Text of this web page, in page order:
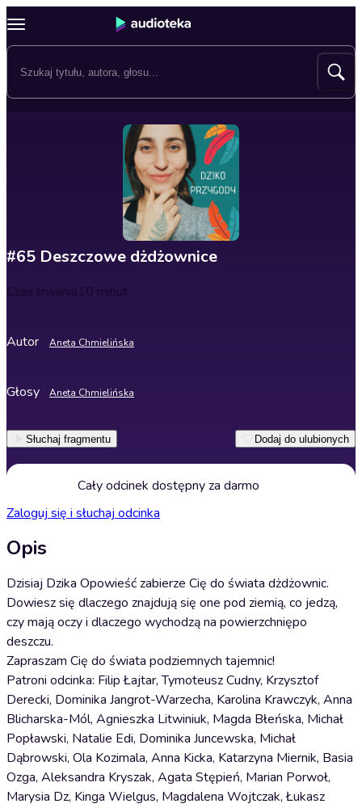
#65 Deszczowe dżdżownice
Czas trwania10 minut
Autor Aneta Chmielińska
Głosy Aneta Chmielińska
Słuchaj fragmentu Dodaj do ulubionych
Cały odcinek dostępny za darmo
Zaloguj się i słuchaj odcinka
Opis
Dzisiaj Dzika Opowieść zabierze Cię do świata dżdżownic.
Dowiesz się dlaczego znajdują się one pod ziemią, co jedzą,
czy mają oczy i dlaczego wychodzą na powierzchniępo
deszczu.
Zapraszam Cię do świata podziemnych tajemnic!
Patroni odcinka: Filip Łajtar, Tymoteusz Cudny, Krzysztof
Derecki, Dominika Jangrot-Warzecha, Karolina Krawczyk, Anna
Blicharska-Mól, Agnieszka Litwiniuk, Magda Błeńska, Michał
Popławski, Natalie Edi, Dominika Juncewska, Michał
Dąbrowski, Ola Kozimala, Anna Kicka, Katarzyna Miernik, Basia
Ozga, Aleksandra Kryszak, Agata Stępień, Marian Porwoł,
Marysia Dz, Kinga Wielgus, Magdalena Wojtczak, Łukasz